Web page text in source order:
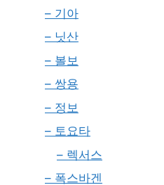
– 기아
– 닛산
– 볼보
– 쌍용
– 정보
– 토요타
– 렉서스
– 폭스바겐